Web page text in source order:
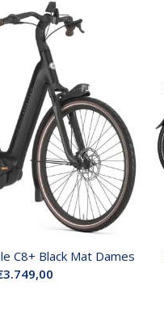
C8+ Black Mat Dames
3.749,00